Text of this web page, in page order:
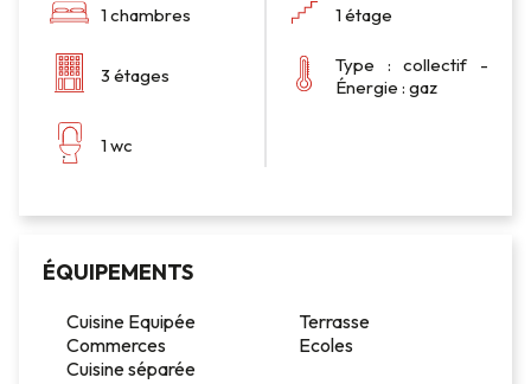
1 chambres 1 étage
3 étages
Type : collectif -
Énergie : gaz
1 wc
ÉQUIPEMENTS
Cuisine Equipée
Terrasse
Commerces
Ecoles
Cuisine séparée